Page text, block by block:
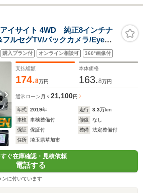
イサイト 4WD 純正8インチナ
ルセグTV/バックカメラ/Eye
ーキ/ツーリングアシスト/全車
ントロール/アクティブレーンキ
購入プラン付 オンライン相談可 360°画像付
支払総額
174.8万円
本体価格
163.8万円
通常ローン 月々21,100円
年式 2019年 走行 3.3万km
車検
車検整備付 修復
なし
保証
保証付 整備
法定整備付
住所
埼玉県草加市
ぐ在庫確認・見積依頼
電話する
ンに付いています